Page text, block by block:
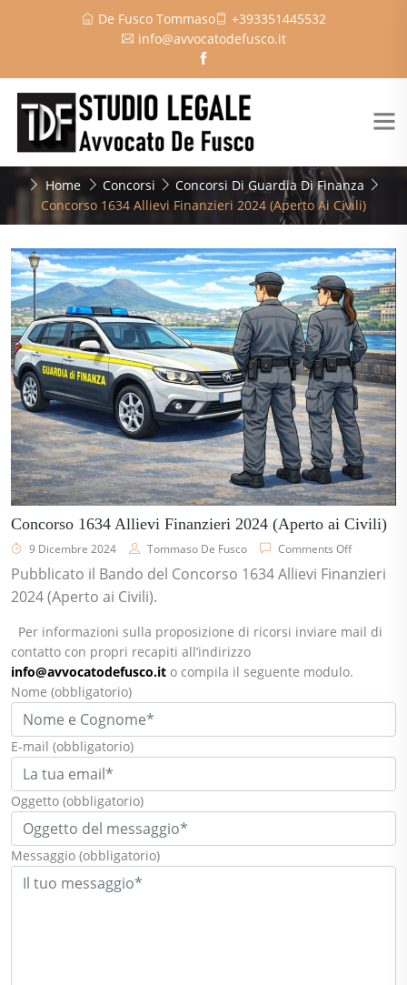
De Fusco Tommaso
+393351445532
info@avvocatodefusco.it
Home Concorsi
Concorsi Di Guardia Di Finanza
Concorso 1634 Allievi Finanzieri 2024 (Aperto Ai Civili)
Concorso 1634 Allievi Finanzieri 2024 (Aperto ai Civili)
9 Dicembre 2024 Tommaso De Fusco Comments Off
Pubblicato il Bando del Concorso 1634 Allievi Finanzieri
2024 (Aperto ai Civili).
Per informazioni sulla proposizione di ricorsi inviare mail di
contatto con propri recapiti all’indirizzo
info@avvocatodefusco.it o compila il seguente modulo.
Nome (obbligatorio)
E-mail (obbligatorio)
Oggetto (obbligatorio)
Messaggio (obbligatorio)